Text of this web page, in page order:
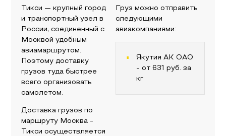
Тикси — крупный город
и транспортный узел в
России, соединенный с
Москвой удобным
авиамаршрутом.
Поэтому доставку
грузов туда быстрее
всего организовать
самолетом.
Доставка грузов по
маршруту Москва -
Тикси осуществляется
Груз можно отправить
следующими
авиакомпаниями:
Якутия АК ОАО
- от 631 руб. за
кг